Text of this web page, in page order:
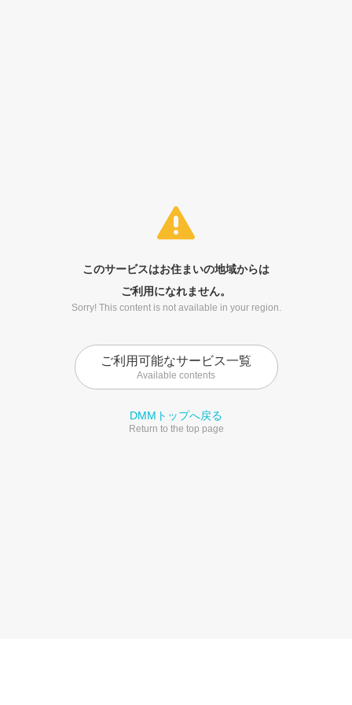
このサービスはお住まいの地域からは
ご利用になれません。
Sorry! This content is not available in your region.
ご利用可能なサービス一覧
Available contents
DMMトップへ戻る
Return to the top page